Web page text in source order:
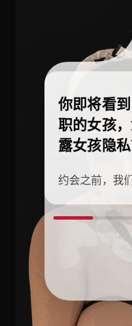
你即将看
职的女孩
露女孩隐私
约会之前，我